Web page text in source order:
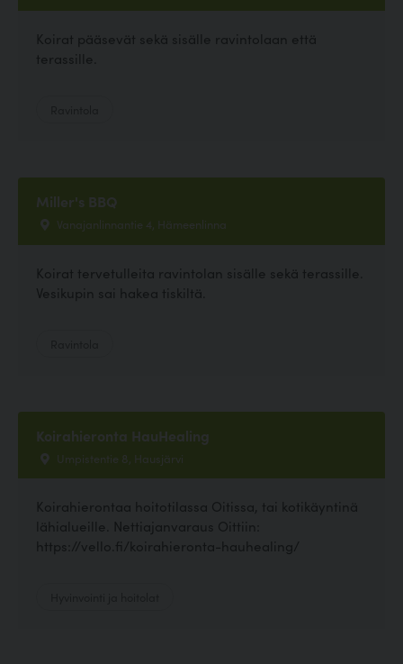
Koirat pääsevät sekä sisälle ravintolaan että
terassille.
Miller's BBQ
Vanajanlinnantie 4, Hämeenlinna
Koirat tervetulleita ravintolan sisälle sekä terassille.
Vesikupin sai hakea tiskiltä.
Koirahieronta HauHealing
Umpistentie 8, Hausjärvi
Koirahierontaa hoitotilassa Oitissa, tai kotikäyntinä
lähialueille. Nettiajanvaraus Oittiin:
https://vello.fi/koirahieronta-hauhealing/